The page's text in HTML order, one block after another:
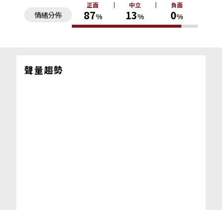
情緒分佈
正面
87%
中立
13%
負面
0%
聲量趨勢